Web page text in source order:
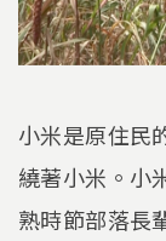
小米是原住民
繞著小米。小
熟時節部落長